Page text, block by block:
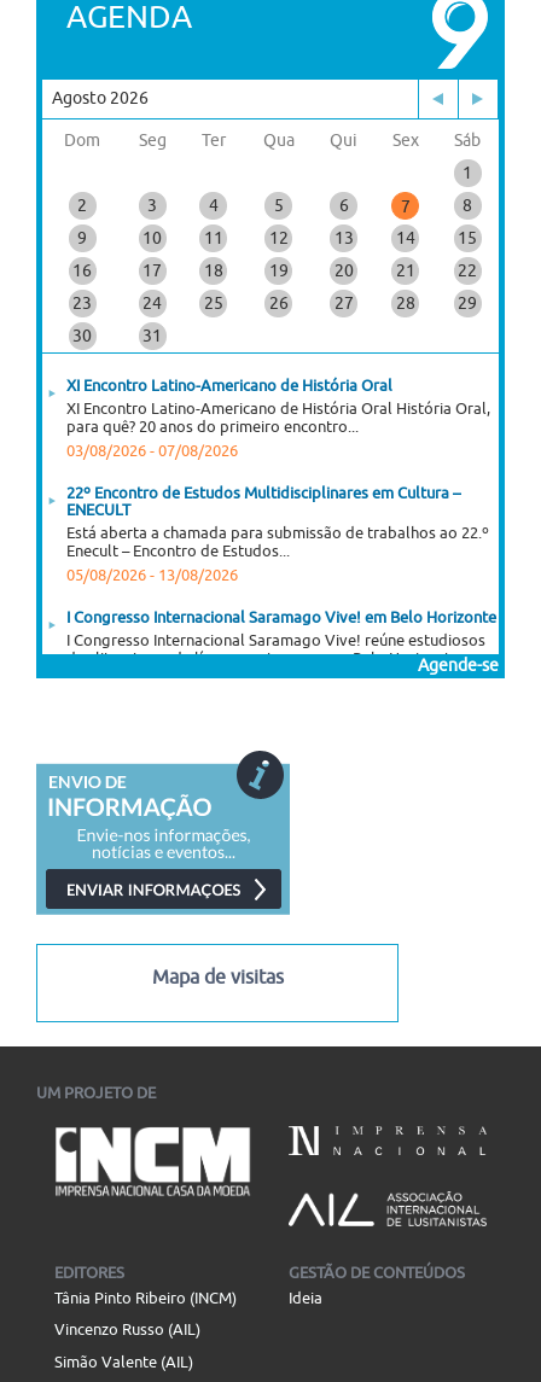
AGENDA
Agosto 2026
Dom Seg Ter Qua Qui Sex
Sáb
1
2
3 4 5 6 7
8
9
10 11 12 13 14
15
16
17 18 19 20 21
22
23
24 25 26 27 28
29
30
31
XI Encontro Latino-Americano de História Oral
XI Encontro Latino-Americano de História Oral História Oral,
para quê? 20 anos do primeiro encontro...
03/08/2026 - 07/08/2026
22º Encontro de Estudos Multidisciplinares em Cultura –
ENECULT
Está aberta a chamada para submissão de trabalhos ao 22.º
Enecult – Encontro de Estudos...
05/08/2026 - 13/08/2026
I Congresso Internacional Saramago Vive! em Belo Horizonte
I Congresso Internacional Saramago Vive! reúne estudiosos
das literaturas de língua portuguesa em Belo Horizonte...
06/07/2026-30/11/2026
Agende-se
Mapa de visitas
UM PROJETO DE
EDITORES
Tânia Pinto Ribeiro (INCM)
Vincenzo Russo (AIL)
Simão Valente (AIL)
GESTÃO DE CONTEÚDOS
Ideia